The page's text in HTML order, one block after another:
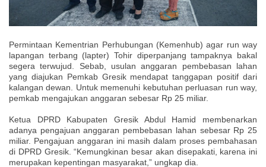
Permintaan Kementrian Perhubungan (Kemenhub) agar run way
lapangan terbang (lapter) Tohir diperpanjang tampaknya bakal
segera terwujud. Sebab, usulan anggaran pembebasan lahan
yang diajukan Pemkab Gresik mendapat tanggapan positif dari
kalangan dewan. Untuk memenuhi kebutuhan perluasan run way,
pemkab mengajukan anggaran sebesar Rp 25 miliar.
Ketua DPRD Kabupaten Gresik Abdul Hamid membenarkan
adanya pengajuan anggaran pembebasan lahan sebesar Rp 25
miliar. Pengajuan anggaran ini masih dalam proses pembahasan
di DPRD Gresik. “Kemungkinan besar akan disepakati, karena ini
merupakan kepentingan masyarakat,” ungkap dia.